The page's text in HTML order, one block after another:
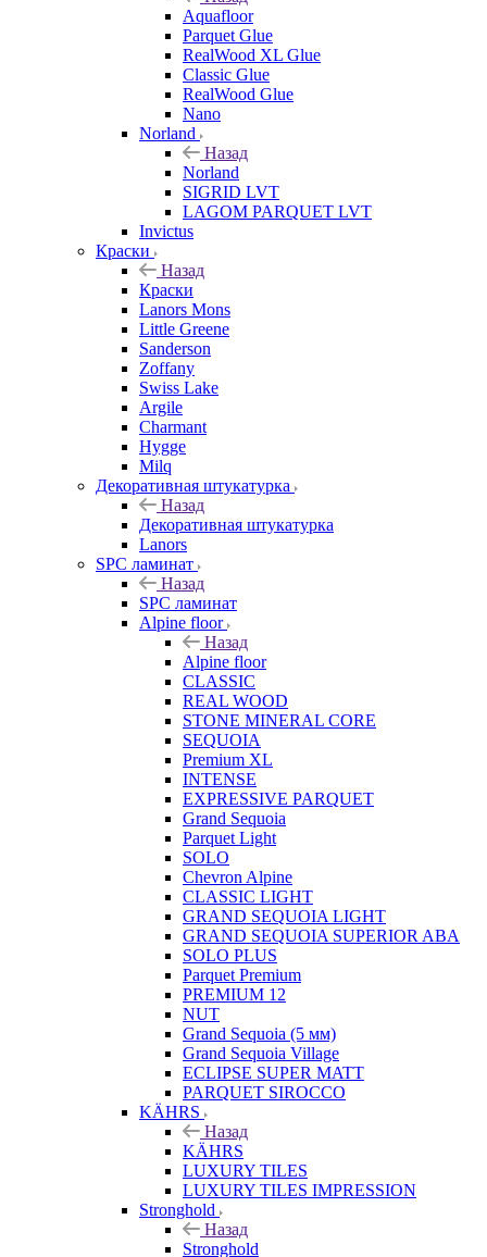
Aquafloor
Parquet Glue
RealWood XL Glue
Classic Glue
RealWood Glue
Nano
Norland
Назад
Norland
SIGRID LVT
LAGOM PARQUET LVT
Invictus
Краски
Назад
Краски
Lanors Mons
Little Greene
Sanderson
Zoffany
Swiss Lake
Argile
Charmant
Hygge
Milq
Декоративная штукатурка
Назад
Декоративная штукатурка
Lanors
SPC ламинат
Назад
SPC ламинат
Alpine floor
Назад
Alpine floor
CLASSIC
REAL WOOD
STONE MINERAL CORE
SEQUOIA
Premium XL
INTENSE
EXPRESSIVE PARQUET
Grand Sequoia
Parquet Light
SOLO
Chevron Alpine
CLASSIC LIGHT
GRAND SEQUOIA LIGHT
GRAND SEQUOIA SUPERIOR ABA
SOLO PLUS
Parquet Premium
PREMIUM 12
NUT
Grand Sequoia (5 мм)
Grand Sequoia Village
ECLIPSE SUPER MATT
PARQUET SIROCCO
KÄHRS
Назад
KÄHRS
LUXURY TILES
LUXURY TILES IMPRESSION
Stronghold
Назад
Stronghold